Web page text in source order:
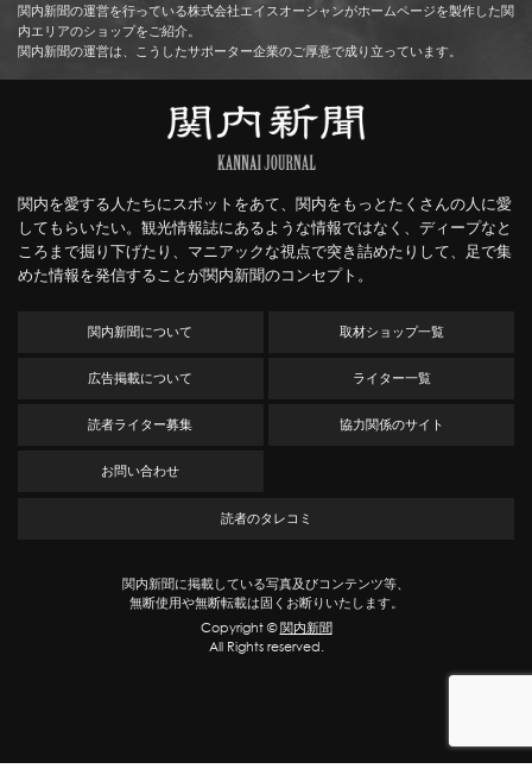
関内新聞の運営を行っている株式会社エイスオーシャンがホームページを製作した関
内エリアのショップをご紹介。
関内新聞の運営は、こうしたサポーター企業のご厚意で成り立っています。
関内を愛する人たちにスポットをあて、関内をもっとたくさんの人に愛
してもらいたい。観光情報誌にあるような情報ではなく、ディープなと
ころまで掘り下げたり、マニアックな視点で突き詰めたりして、足で集
めた情報を発信することが関内新聞のコンセプト。
関内新聞について 取材ショップ一覧
広告掲載について ライター一覧
読者ライター募集 協力関係のサイト
お問い合わせ
読者のタレコミ
関内新聞に掲載している写真及びコンテンツ等、
無断使用や無断転載は固くお断りいたします。
Copyright ©関内新聞
All Rights reserved.